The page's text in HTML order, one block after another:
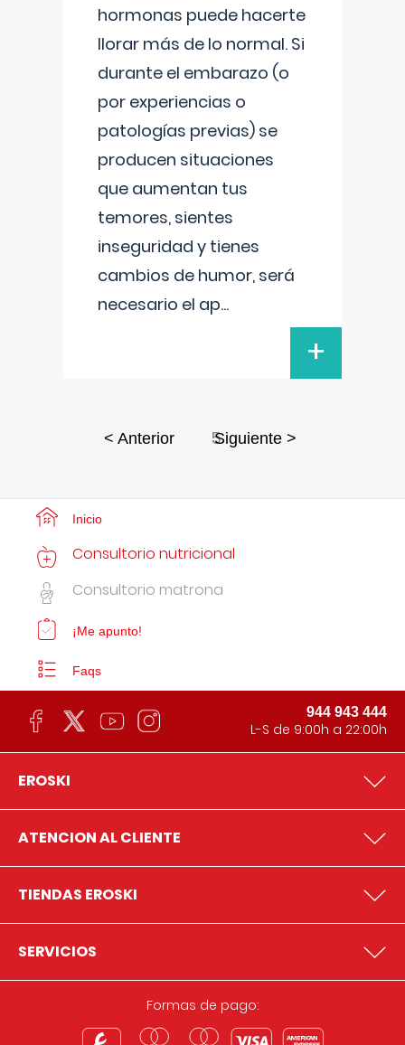
hormonas puede hacerte
llorar más de lo normal. Si
durante el embarazo (o
por experiencias o
patologías previas) se
producen situaciones
que aumentan tus
temores, sientes
inseguridad y tienes
cambios de humor, será
necesario el ap...
+
< Anterior 5
Siguiente >
Inicio
Consultorio nutricional
Consultorio matrona
¡Me apunto!
Faqs
944 943 444
L-S de 9:00h a 22:00h
EROSKI
ATENCION AL CLIENTE
TIENDAS EROSKI
SERVICIOS
Formas de pago: